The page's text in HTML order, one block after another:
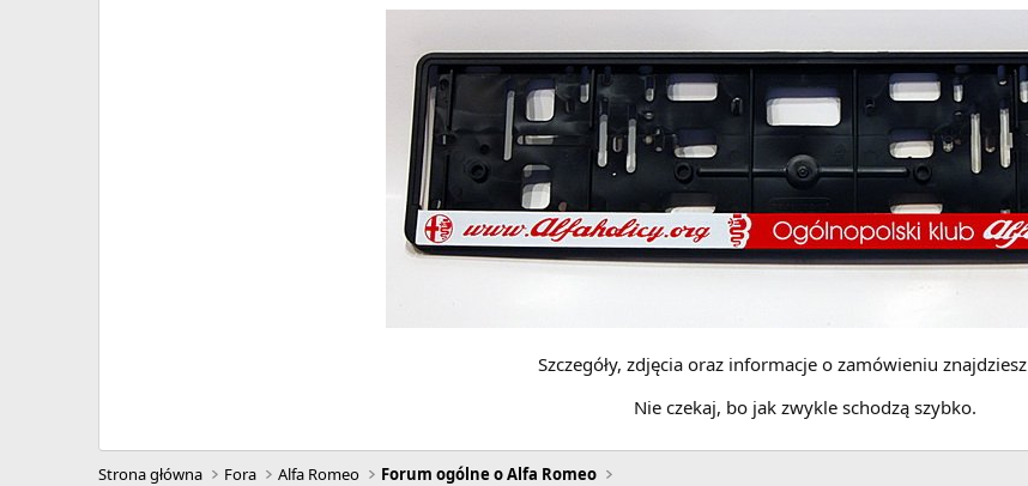
Szczegóły, zdjęcia oraz informacje o zamówieniu znajdziesz
Nie czekaj, bo jak zwykle schodzą szybko.
Strona główna Fora Alfa Romeo Forum ogólne o Alfa Romeo